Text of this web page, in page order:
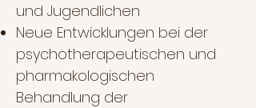
und Jugendlichen
Neue Entwicklungen bei der
psychotherapeutischen und
pharmakologischen
Behandlung der